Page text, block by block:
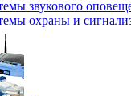
звукового
охраны и